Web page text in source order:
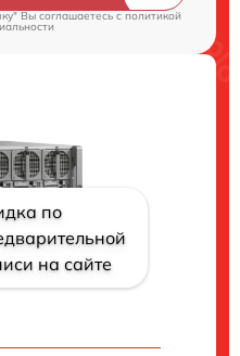
Вы соглашаетесь cполитикой
по
на сайте